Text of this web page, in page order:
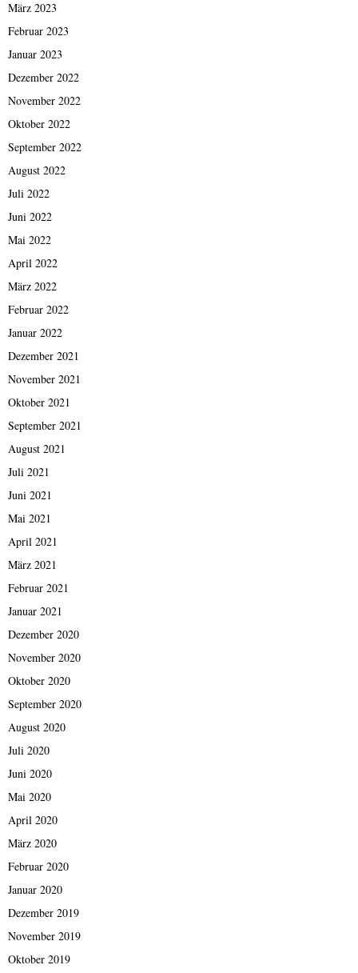
März 2023
Februar 2023
Januar 2023
Dezember 2022
November 2022
Oktober 2022
September 2022
August 2022
Juli 2022
Juni 2022
Mai 2022
April 2022
März 2022
Februar 2022
Januar 2022
Dezember 2021
November 2021
Oktober 2021
September 2021
August 2021
Juli 2021
Juni 2021
Mai 2021
April 2021
März 2021
Februar 2021
Januar 2021
Dezember 2020
November 2020
Oktober 2020
September 2020
August 2020
Juli 2020
Juni 2020
Mai 2020
April 2020
März 2020
Februar 2020
Januar 2020
Dezember 2019
November 2019
Oktober 2019